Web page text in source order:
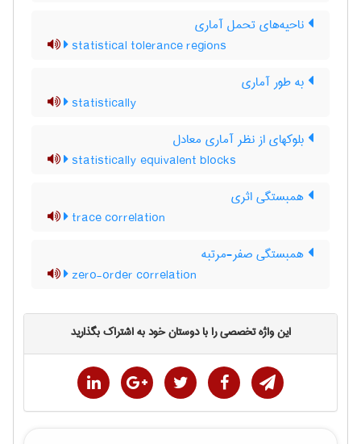
ناحیه‌های تحمل آماری
statistical tolerance regions
به طور آماری
statistically
بلوکهای از نظر آماری معادل
statistically equivalent blocks
همبستگی اثری
trace correlation
همبستگی صفر-مرتبه
zero-order correlation
این واژه تخصصی را با دوستان خود به اشتراک بگذارید